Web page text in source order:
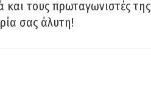
τους πρωταγωνιστές της
σας άλυτη!